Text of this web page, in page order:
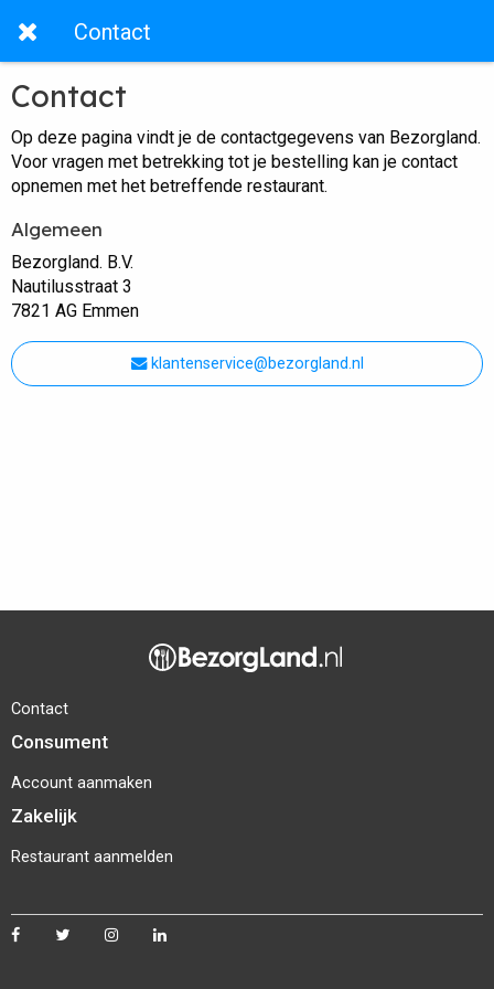
Contact
Contact
Op deze pagina vindt je de contactgegevens van Bezorgland.
Voor vragen met betrekking tot je bestelling kan je contact
opnemen met het betreffende restaurant.
Algemeen
Bezorgland. B.V.
Nautilusstraat 3
7821 AG Emmen
klantenservice@bezorgland.nl
Contact
Consument
Account aanmaken
Zakelijk
Restaurant aanmelden